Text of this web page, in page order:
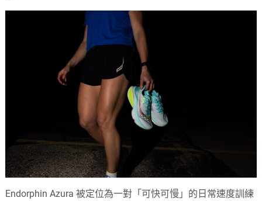
Endorphin Azura 被定位為一對「可快可慢」的日常速度訓練